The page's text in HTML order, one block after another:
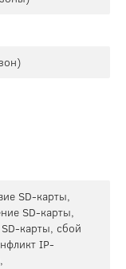
SD-карты,
SD-карты,
карты, сбой
IP-